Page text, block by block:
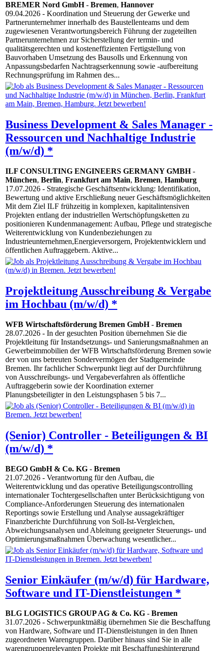
BREMER Nord GmbH- Bremen, Hannover
09.04.2026 - Koordination und Steuerung der Gewerke und
Partnerunternehmer innerhalb des Baustellenteams und dem
zugewiesenen Verantwortungsbereich Führung der zugeteilten
Partnerunternehmen zur Sicherstellung der termin- und
qualitätsgerechten und kosteneffizienten Fertigstellung von
Bauvorhaben Umsetzung des Bausolls und Erkennung von
Anpassungsbedarfen Nachtragserkennung sowie -aufbereitung
Rechnungsprüfung im Rahmen des...
Business Development & Sales Manager -
Ressourcen und Nachhaltige Industrie
(m/w/d) *
ILF CONSULTING ENGINEERS GERMANY GMBH-
München, Berlin, Frankfurt am Main, Bremen, Hamburg
17.07.2026 - Strategische Geschäftsentwicklung: Identifikation,
Bewertung und aktive Erschließung neuer Geschäftsmöglichkeiten
Mit dem Ziel ILF frühzeitig in komplexen, kapitalintensiven
Projekten entlang der industriellen Wertschöpfungsketten zu
positionieren Kundenmanagement: Aufbau, Pflege und strategische
Weiterentwicklung von Kundenbeziehungen zu
Industrieunternehmen,Energieversorgern, Projektentwicklern und
öffentlichen Auftraggebern. Aktive...
Projektleitung Ausschreibung & Vergabe
im Hochbau (m/w/d) *
WFB Wirtschaftsförderung Bremen GmbH- Bremen
28.07.2026 - In der gesuchten Position übernehmen Sie die
Projektleitung für Instandsetzungs- und Sanierungsmaßnahmen an
Gewerbeimmobilien der WFB Wirtschaftsförderung Bremen sowie
der von uns betreuten Sondervermögen der Stadtgemeinde
Bremen. Ihr fachlicher Schwerpunkt liegt auf der Durchführung
von Ausschreibungs- und Vergabeverfahren als öffentliche
Auftraggeberin sowie der Koordination externer
Planungsbeteiligter in den Leistungsphasen 5 bis 7...
(Senior) Controller - Beteiligungen & BI
(m/w/d) *
BEGO GmbH & Co. KG - Bremen
21.07.2026 - Verantwortung für den Aufbau, die
Weiterentwicklung und das operative Beteiligungscontrolling
internationaler Tochtergesellschaften unter Berücksichtigung von
Compliance-Anforderungen Steuerung des internationalen
Reportings sowie Erstellung und Analyse aussagekräftiger
Finanzberichte Durchführung von Soll-Ist-Vergleichen,
Abweichungsanalysen und Ableitung geeigneter Steuerungs- und
Optimierungsmaßnahmen Überwachung wesentlicher...
Senior Einkäufer (m/w/d) für Hardware,
Software und IT-Dienstleistungen *
BLG LOGISTICS GROUP AG & Co. KG - Bremen
31.07.2026 - Schwerpunktmäßig übernehmen Sie die Beschaffung
von Hardware, Software und IT-Dienstleistungen in den Ihnen
zugeordneten Warengruppen. Darüber hinaus sind Sie in alle
warengruppenrelevanten Projekte mit Beschaffungshintergrund